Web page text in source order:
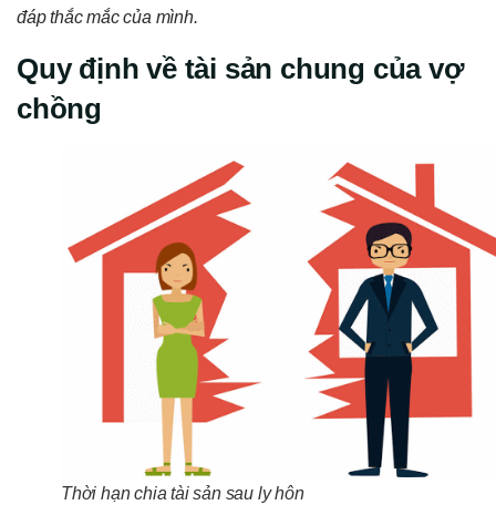
đáp thắc mắc của mình.
Quy định về tài sản chung của vợ
chồng
Thời hạn chia tài sản sau ly hôn